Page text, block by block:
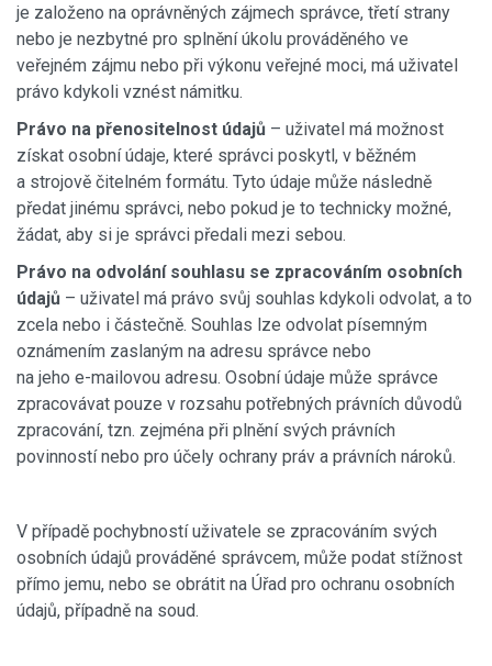
je založeno na oprávněných zájmech správce, třetí strany
nebo je nezbytné pro splnění úkolu prováděného ve
veřejném zájmu nebo při výkonu veřejné moci, má uživatel
právo kdykoli vznést námitku.
Právo na přenositelnost údajů – uživatel má možnost
získat osobní údaje, které správci poskytl, v běžném
a strojově čitelném formátu. Tyto údaje může následně
předat jinému správci, nebo pokud je to technicky možné,
žádat, aby si je správci předali mezi sebou.
Právo na odvolání souhlasu se zpracováním osobních
údajů – uživatel má právo svůj souhlas kdykoli odvolat, a to
zcela nebo i částečně. Souhlas lze odvolat písemným
oznámením zaslaným na adresu správce nebo
na jeho e-mailovou adresu. Osobní údaje může správce
zpracovávat pouze v rozsahu potřebných právních důvodů
zpracování, tzn. zejména při plnění svých právních
povinností nebo pro účely ochrany práv a právních nároků.
V případě pochybností uživatele se zpracováním svých
osobních údajů prováděné správcem, může podat stížnost
přímo jemu, nebo se obrátit na Úřad pro ochranu osobních
údajů, případně na soud.